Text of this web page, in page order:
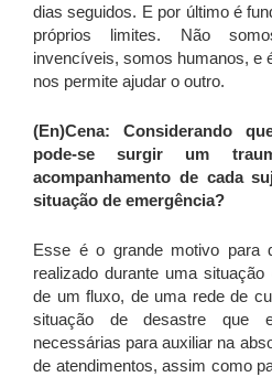
dias seguidos. E por último é
próprios limites. Não
invencíveis, somos humanos, e
nos permite ajudar o outro.
(En)Cena: Considerando
pode-se surgir um
acompanhamento de cada
situação de emergência?
Esse é o grande motivo para
realizado durante uma
de um fluxo, de uma rede de
situação de desastre que
necessárias para auxiliar na
de atendimentos, assim como